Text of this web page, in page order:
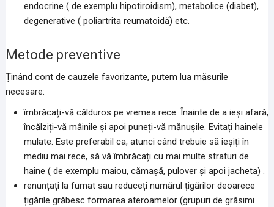
endocrine ( de exemplu hipotiroidism), metabolice (diabet),
degenerative ( poliartrita reumatoidă) etc.
Metode preventive
Ținând cont de cauzele favorizante, putem lua măsurile
necesare:
îmbrăcați-vă călduros pe vremea rece. Înainte de a ieși afară,
încălziți-vă mâinile și apoi puneți-vă mănușile. Evitați hainele
mulate. Este preferabil ca, atunci când trebuie să ieșiți în
mediu mai rece, să vă îmbrăcați cu mai multe straturi de
haine ( de exemplu maiou, cămașă, pulover și apoi jacheta) .
renunțați la fumat sau reduceți numărul țigărilor deoarece
țigările grăbesc formarea ateroamelor (grupuri de grăsimi